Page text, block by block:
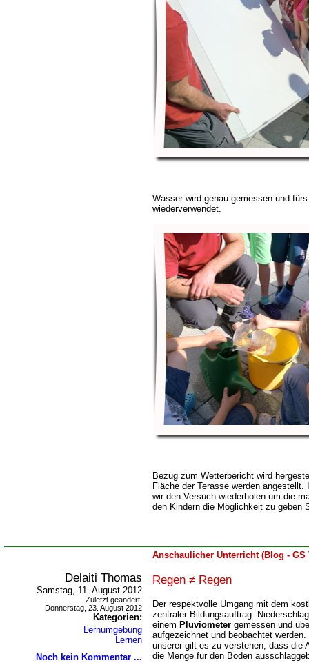
Wasser wird genau gemessen und
wiederverwendet.
Bezug zum Wetterbericht wird
Fläche der Terasse werden
wir den Versuch wiederholen um die
den Kindern die Möglichkeit zu geben
Anschaulicher Unterricht (Blog - GS
Delaiti Thomas
Samstag, 11. August 2012
Zuletzt geändert:
Donnerstag, 23. August 2012
Kategorien:
Lernumgebung
Lernen
Noch kein Kommentar ...
Regen ≠ Regen
Der respektvolle Umgang mit dem
zentraler Bildungsauftrag.
einem Pluviometer gemessen und
aufgezeichnet und beobachtet
unserer gilt es zu verstehen, dass die
die Menge für den Boden